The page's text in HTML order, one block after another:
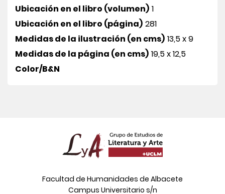
Ubicación en el libro (volumen) 1
Ubicación en el libro (página) 281
Medidas de la ilustración (en cms) 13,5 x 9
Medidas de la página (en cms) 19,5 x 12,5
Color/B&N
Facultad de Humanidades de Albacete
Campus Universitario s/n